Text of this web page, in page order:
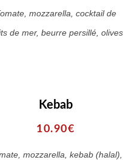
mozzarella, cocktail de
de mer, beurre persillé, olives
Kebab
10.90€
mozzarella, kebab (halal),